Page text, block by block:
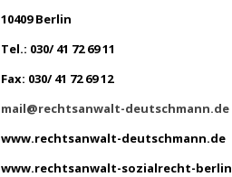
10409 Berlin
Tel.: 030/ 41 72 69 11
Fax: 030/ 41 72 69 12
mail@rechtsanwalt-deutschmann.de
www.rechtsanwalt-deutschmann.de
www.rechtsanwalt-sozialrecht-